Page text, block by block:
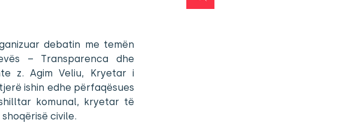
debatin me temën
– Transparenca dhe
z. Agim Veliu, Kryetar i
ishin edhe përfaqësues
komunal, kryetar të
civile.